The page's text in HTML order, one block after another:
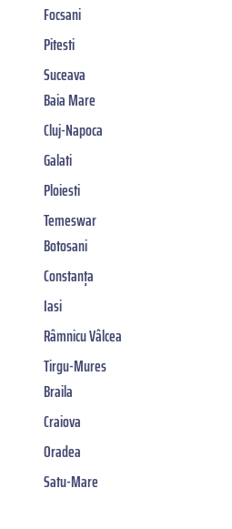
Focsani
Pitesti
Suceava
Baia Mare
Cluj-Napoca
Galati
Ploiesti
Temeswar
Botosani
Constanța
Iasi
Râmnicu Vâlcea
Tirgu-Mures
Braila
Craiova
Oradea
Satu-Mare